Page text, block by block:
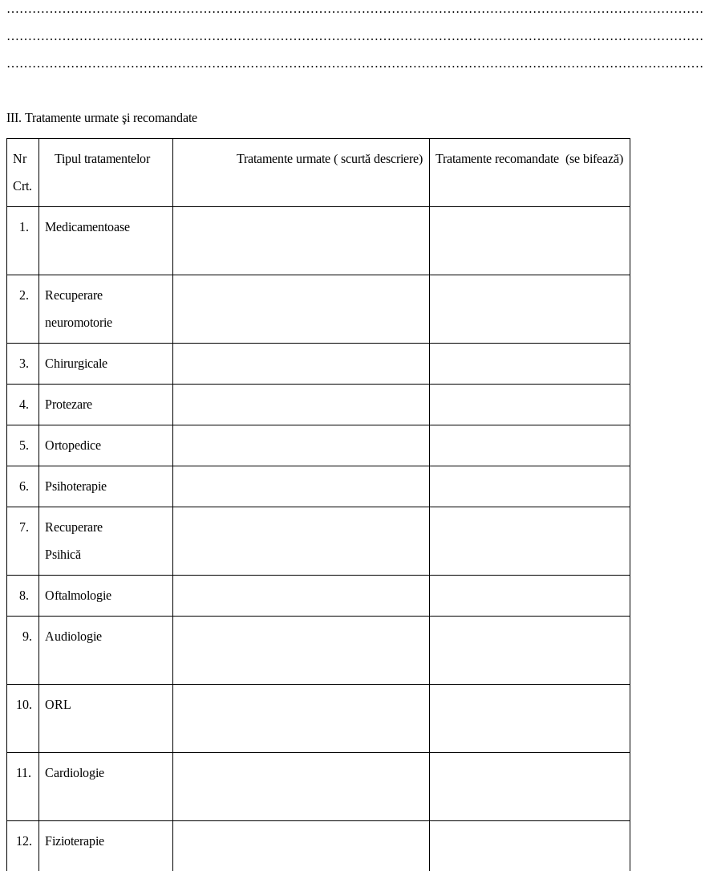
III. Tratamente urmate şi recomandate
Nr
Crt.
Tipul tratamentelor Tratamente urmate ( scurtă descriere) Tratamente recomandate (se bifează)
1. Medicamentoase
2.
Recuperare
neuromotorie
3. Chirurgicale
4. Protezare
5. Ortopedice
6. Psihoterapie
7.
Recuperare
Psihică
8. Oftalmologie
9. Audiologie
10. ORL
11. Cardiologie
12. Fizioterapie